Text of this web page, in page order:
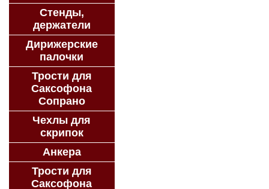
Стенды,
держатели
Дирижерские
палочки
Трости для
Саксофона
Сопрано
Чехлы для
скрипок
Анкера
Трости для
Саксофона